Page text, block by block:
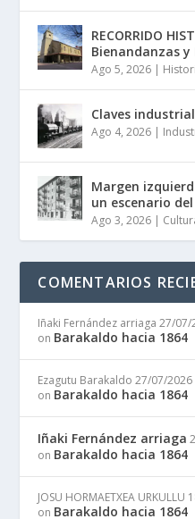
RECORRIDO
Bienandanzas
Ago 5, 2026 |
Claves
Ago 4, 2026 |
Margen
un escenario
Ago 3, 2026 |
COMENTARIOS
Iñaki Fernández arriaga 27/07/
on Barakaldo hacia 1864
Ezagutu Barakaldo 27/07/2026
on Barakaldo hacia 1864
Iñaki Fernández arriaga
on Barakaldo hacia 1864
JOSU HORMAETXEA URKULLU
on Barakaldo hacia 1864